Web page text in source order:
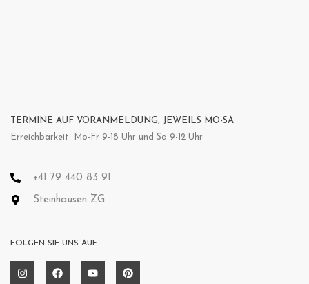
TERMINE AUF VORANMELDUNG, JEWEILS MO-SA
Erreichbarkeit: Mo-Fr 9-18 Uhr und Sa 9-12 Uhr
+41 79 440 83 91
Steinhausen ZG
FOLGEN SIE UNS AUF